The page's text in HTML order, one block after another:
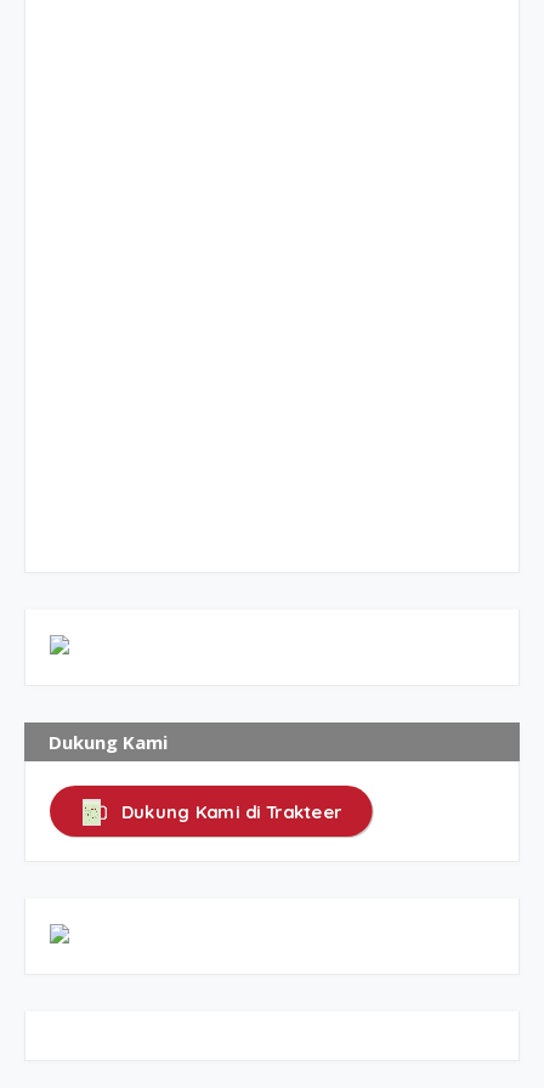
Dukung Kami
Dukung Kami di Trakteer